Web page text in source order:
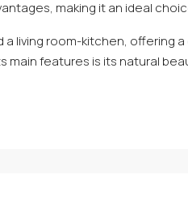
making it an ideal
living room-kitchen, offering
main features is its natural